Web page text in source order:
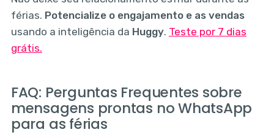
férias. Potencialize o engajamento e as vendas
usando a inteligência da Huggy. Teste por 7 dias
grátis.
FAQ: Perguntas Frequentes sobre
mensagens prontas no WhatsApp
para as férias